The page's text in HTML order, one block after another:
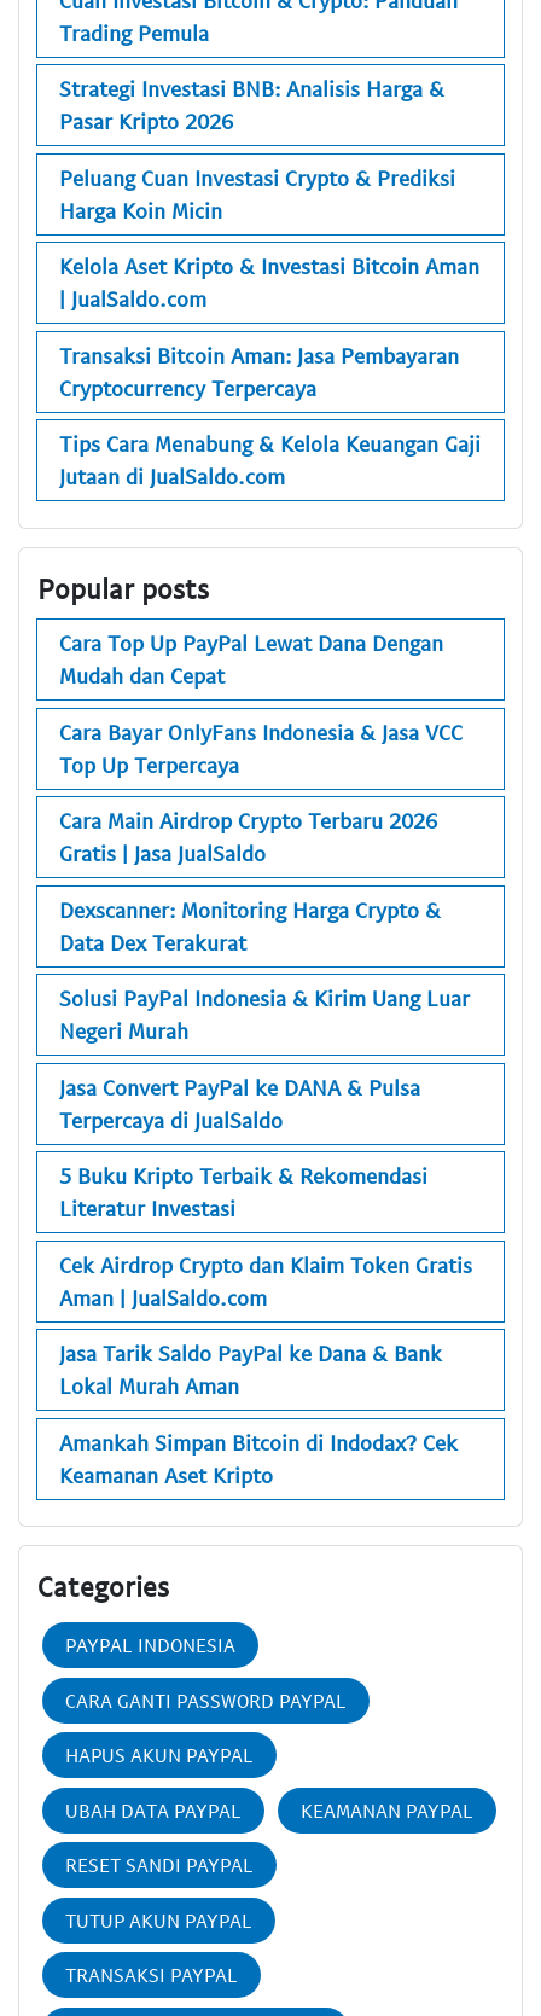
Trading Pemula
Strategi Investasi BNB: Analisis Harga &
Pasar Kripto 2026
Peluang Cuan Investasi Crypto & Prediksi
Harga Koin Micin
Kelola Aset Kripto & Investasi Bitcoin Aman
| JualSaldo.com
Transaksi Bitcoin Aman: Jasa Pembayaran
Cryptocurrency Terpercaya
Tips Cara Menabung & Kelola Keuangan Gaji
Jutaan di JualSaldo.com
Popular posts
Cara Top Up PayPal Lewat Dana Dengan
Mudah dan Cepat
Cara Bayar OnlyFans Indonesia & Jasa VCC
Top Up Terpercaya
Cara Main Airdrop Crypto Terbaru 2026
Gratis | Jasa JualSaldo
Dexscanner: Monitoring Harga Crypto &
Data Dex Terakurat
Solusi PayPal Indonesia & Kirim Uang Luar
Negeri Murah
Jasa Convert PayPal ke DANA & Pulsa
Terpercaya di JualSaldo
5 Buku Kripto Terbaik & Rekomendasi
Literatur Investasi
Cek Airdrop Crypto dan Klaim Token Gratis
Aman | JualSaldo.com
Jasa Tarik Saldo PayPal ke Dana & Bank
Lokal Murah Aman
Amankah Simpan Bitcoin di Indodax? Cek
Keamanan Aset Kripto
Categories
PAYPAL INDONESIA
CARA GANTI PASSWORD PAYPAL
HAPUS AKUN PAYPAL
UBAH DATA PAYPAL KEAMANAN PAYPAL
RESET SANDI PAYPAL
TUTUP AKUN PAYPAL
TRANSAKSI PAYPAL